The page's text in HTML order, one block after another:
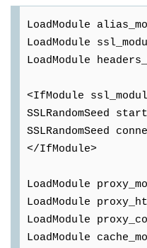
LoadModule
LoadModule
LoadModule
<IfModule
SSLRandomSeed
SSLRandomSeed
</IfModule>
LoadModule
LoadModule
LoadModule
LoadModule